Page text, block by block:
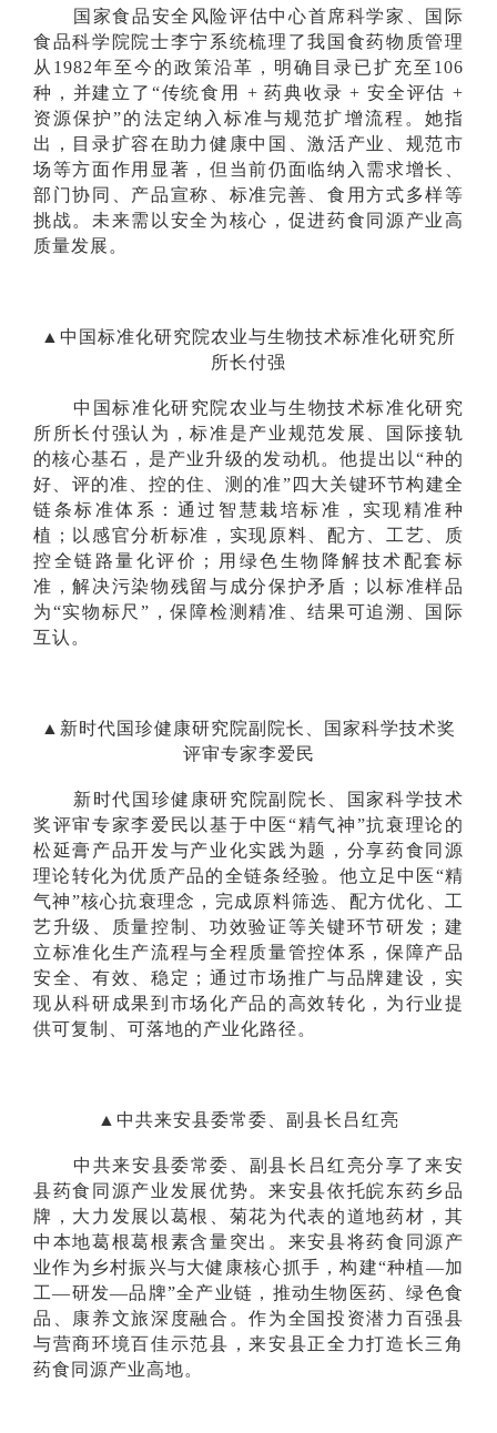
国家食品安全风险评估中心首席科学家、国际
食品科学院院士李宁系统梳理了我国食药物质管理
从1982年至今的政策沿革，明确目录已扩充至106
种，并建立了“传统食用 + 药典收录 + 安全评估 +
资源保护”的法定纳入标准与规范扩增流程。她指
出，目录扩容在助力健康中国、激活产业、规范市
场等方面作用显著，但当前仍面临纳入需求增长、
部门协同、产品宣称、标准完善、食用方式多样等
挑战。未来需以安全为核心，促进药食同源产业高
质量发展。
▲中国标准化研究院农业与生物技术标准化研究所
所长付强
中国标准化研究院农业与生物技术标准化研究
所所长付强认为，标准是产业规范发展、国际接轨
的核心基石，是产业升级的发动机。他提出以“种的
好、评的准、控的住、测的准”四大关键环节构建全
链条标准体系：通过智慧栽培标准，实现精准种
植；以感官分析标准，实现原料、配方、工艺、质
控全链路量化评价；用绿色生物降解技术配套标
准，解决污染物残留与成分保护矛盾；以标准样品
为“实物标尺”，保障检测精准、结果可追溯、国际
互认。
▲新时代国珍健康研究院副院长、国家科学技术奖
评审专家李爱民
新时代国珍健康研究院副院长、国家科学技术
奖评审专家李爱民以基于中医“精气神”抗衰理论的
松延膏产品开发与产业化实践为题，分享药食同源
理论转化为优质产品的全链条经验。他立足中医“精
气神”核心抗衰理念，完成原料筛选、配方优化、工
艺升级、质量控制、功效验证等关键环节研发；建
立标准化生产流程与全程质量管控体系，保障产品
安全、有效、稳定；通过市场推广与品牌建设，实
现从科研成果到市场化产品的高效转化，为行业提
供可复制、可落地的产业化路径。
▲中共来安县委常委、副县长吕红亮
中共来安县委常委、副县长吕红亮分享了来安
县药食同源产业发展优势。来安县依托皖东药乡品
牌，大力发展以葛根、菊花为代表的道地药材，其
中本地葛根葛根素含量突出。来安县将药食同源产
业作为乡村振兴与大健康核心抓手，构建“种植—加
工—研发—品牌”全产业链，推动生物医药、绿色食
品、康养文旅深度融合。作为全国投资潜力百强县
与营商环境百佳示范县，来安县正全力打造长三角
药食同源产业高地。